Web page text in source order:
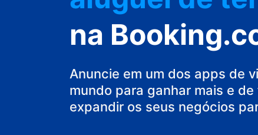
sua pousada
sua casa
na
Anuncie em um dos apps de
mundo para ganhar mais e
expandir os seus negócios